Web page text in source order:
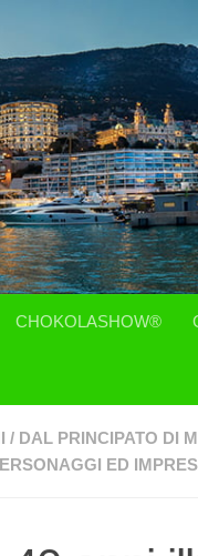
CHOKOLASHOW®
/ DAL PRINCIPATO DI
ED